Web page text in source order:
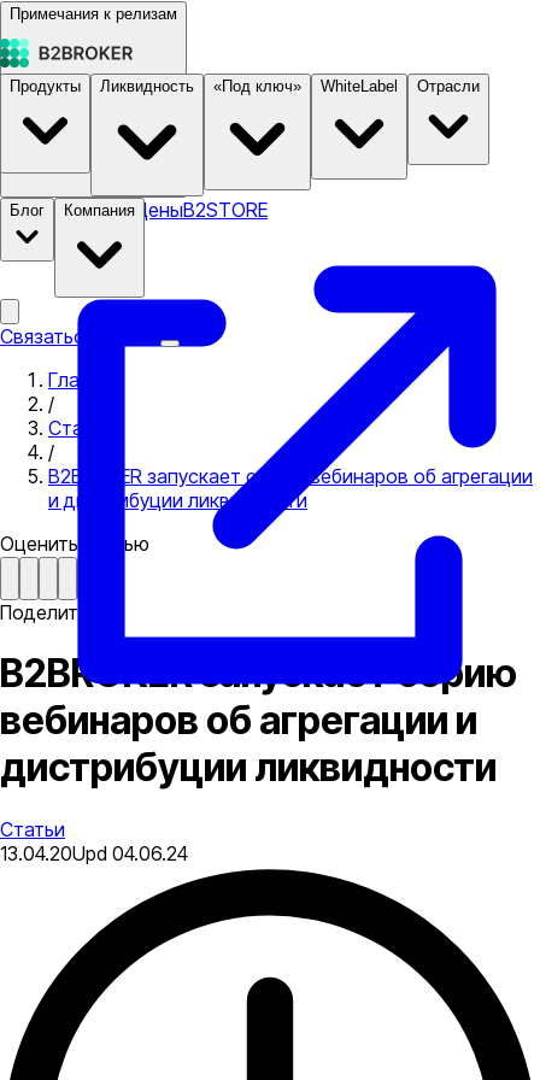
Примечания к релизам
Документация ЦеныB2STORE
Продукты Ликвидность «Под ключ» WhiteLabel Отрасли
Блог Компания
Связаться с нами
Главная
/
Статьи
/
B2BROKER запускает серию вебинаров об агрегации
и дистрибуции ликвидности
Оценить статью
Поделиться
B2BROKER запускает серию
вебинаров об агрегации и
дистрибуции ликвидности
Статьи
13.04.20Upd 04.06.24